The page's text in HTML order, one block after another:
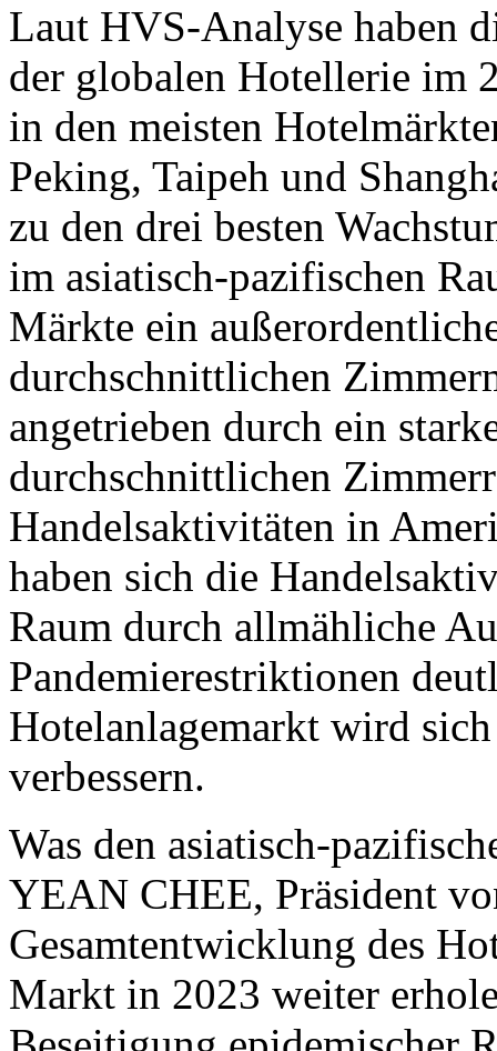
Laut HVS-Analyse haben
der globalen Hotellerie im
in den meisten
Peking, Taipeh und
zu den drei besten
im asiatisch-pazifischen
Märkte ein
durchschnittlichen
angetrieben durch ein
durchschnittlichen
Handelsaktivitäten in
haben sich die
Raum durch allmähliche
Pandemierestriktionen
Hotelanlagemarkt wird
verbessern.
Was den asiatisch-
YEAN CHEE, Präsident
Gesamtentwicklung des
Markt in 2023 weiter